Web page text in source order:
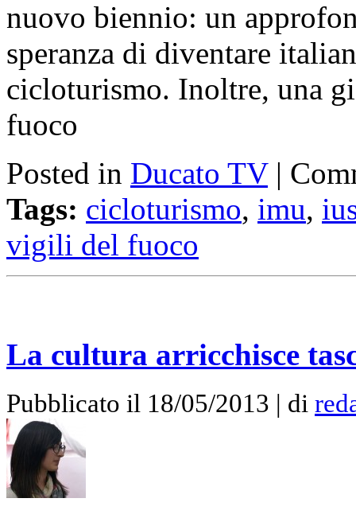
nuovo biennio: un
speranza di diventare
cicloturismo. Inoltre, una
fuoco
Posted in Ducato TV|
Tags: cicloturismo, imu,
vigili del fuoco
La cultura arricchisce
Pubblicato il 18/05/2013 | di